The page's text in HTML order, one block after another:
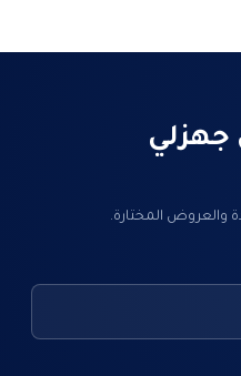
والعروض المختارة.